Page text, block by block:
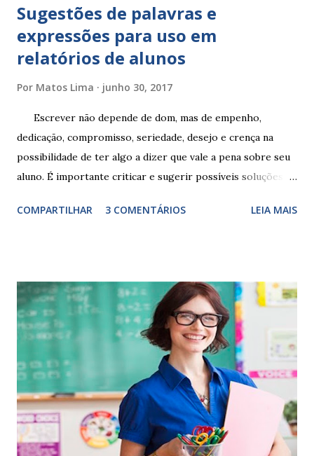
Sugestões de palavras e
expressões para uso em
relatórios de alunos
Por Matos Lima junho 30, 2017
Escrever não depende de dom, mas de empenho,
dedicação, compromisso, seriedade, desejo e crença na
possibilidade de ter algo a dizer que vale a pena sobre seu
aluno. É importante criticar e sugerir possíveis soluções.
exercitação. E encontrar a melhor maneira de expressar o
sempre as intervenções feitas para ações apresentadas,
isso ressalta trabalho. SUGESTÕES DE PALAVRAS E
EXPRESSÕES PARA USO EM RELATÓRIOS Você pensa Você
escreve O aluno não sabe O aluno não adquiriu os
conceitos, está em fase de aprendizado. Não tem limites
Apresenta dificuldades de auto-regulação, pois… É nervoso
Ainda não desenvolveu habilidades para convívio no
ambiente...
COMPARTILHAR 3 COMENTÁRIOS LEIA MAIS